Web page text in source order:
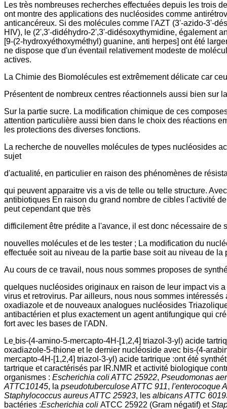
Les très nombreuses recherches effectuées depuis les trois
ont montre des applications des nucléosides comme
anticancéreux. Si des molécules comme l'AZT (3'-azido-3'-
HIV), le (2',3'-didéhydro-2',3'-didésoxythymidine, également
[9-(2-hydroxyéthoxyméthyl) guanine, anti herpes] ont été
ne dispose que d'un éventail relativement modeste de
actives.
La Chimie des Biomolécules est extrêmement délicate car
Présentent de nombreux centres réactionnels aussi bien sur
Sur la partie sucre. La modification chimique de ces
attention particulière aussi bien dans le choix des réactions
les protections des diverses fonctions.
La recherche de nouvelles molécules de types nucléosides
sujet
d'actualité, en particulier en raison des phénomènes de
qui peuvent apparaitre vis a vis de telle ou telle structure.
antibiotiques En raison du grand nombre de cibles l'activité
peut cependant que très
difficilement être prédite a l'avance, il est donc nécessaire de
nouvelles molécules et de les tester ; La modification du
effectuée soit au niveau de la partie base soit au niveau de la
Au cours de ce travail, nous nous sommes proposes de
quelques nucléosides originaux en raison de leur impact vis
virus et retrovirus. Par ailleurs, nous nous sommes intéressés
oxadiazole et de nouveaux analogues nucléosides
antibactérien et plus exactement un agent antifungique qui
fort avec les bases de l'ADN.
Le bis-(4-amino-5-mercapto-4H-[1,2,4] triazol-3-yl) acide
oxadiazole-5-thione et le dernier nucléoside avec bis-(4-
mercapto-4H-[1,2,4] triazol-3-yl) acide tartrique :ont été
tartrique et caractérisés par IR.NMR et activité biologique
organismes : Escherichia coli ATTC 25922, Pseudomonas
ATTC10145, la pseudotuberculose ATTC 911, l'enterocoque
Staphylococcus aureus ATTC 25923, les albicans ATTC
bactéries :Escherichia coli ATCC 25922 (Gram négatif) et